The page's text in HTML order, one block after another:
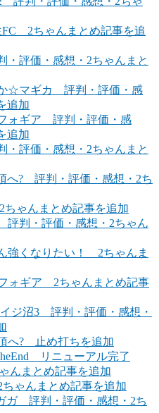
2ちゃんまとめ記事を追
評価・感想・2ちゃんまと
☆マギカ 評判・評価・感
追加
ォギア 評判・評価・感
追加
評価・感想・2ちゃんまと
へ? 評判・評価・感想・2ち
ゃんまとめ記事を追加
判・評価・感想・2ちゃん
強くなりたい！ 2ちゃんま
ォギア 2ちゃんまとめ記事
ジ沼3 評判・評価・感想・
へ? 止め打ちを追加
リニューアル完了
んまとめ記事を追加
ゃんまとめ記事を追加
ガ 評判・評価・感想・2ち